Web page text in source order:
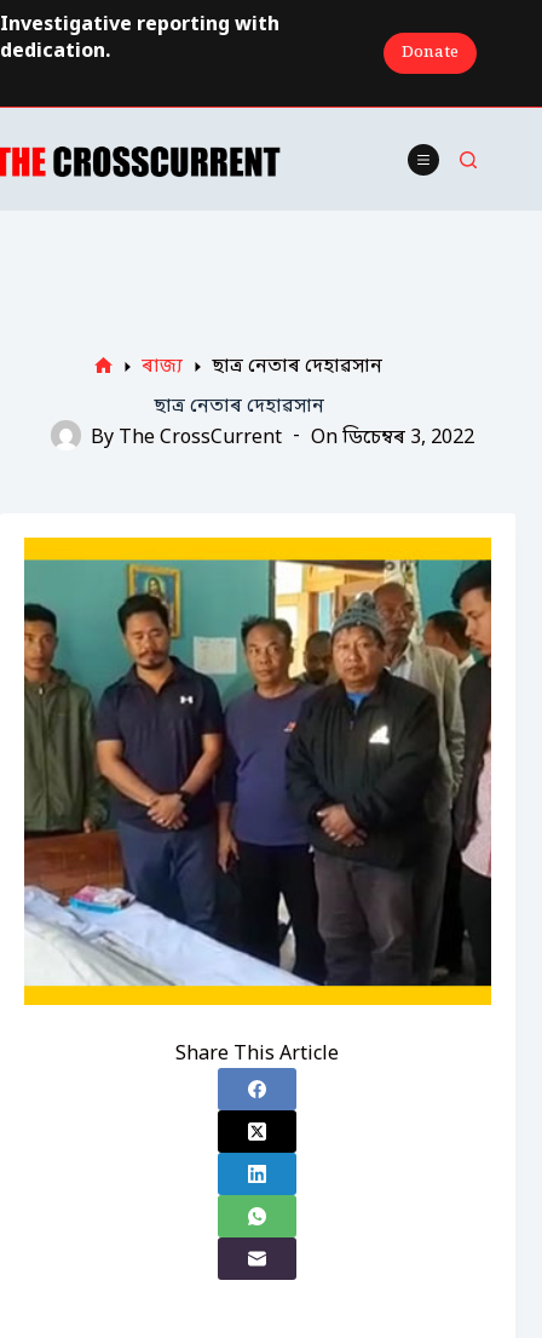
Skip
to
content
Investigative reporting with
dedication.
Donate
ৰাজ্য
ছাত্ৰ নেতাৰ দেহাৱসান
ছাত্ৰ নেতাৰ দেহাৱসান
By The CrossCurrent On ডিচেম্বৰ 3, 2022
Share This Article